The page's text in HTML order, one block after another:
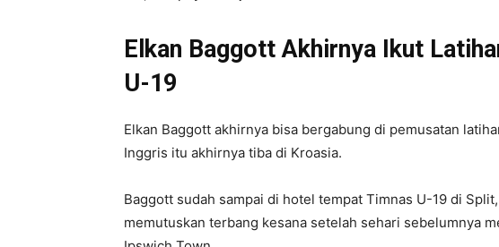
Elkan Baggott Akhirnya Ikut
U-19
Elkan Baggott akhirnya bisa bergabung di pemusatan
Inggris itu akhirnya tiba di Kroasia.
Baggott sudah sampai di hotel tempat Timnas U-19 di
memutuskan terbang kesana setelah sehari sebelumnya